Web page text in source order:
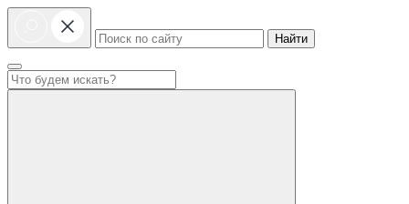
Найти